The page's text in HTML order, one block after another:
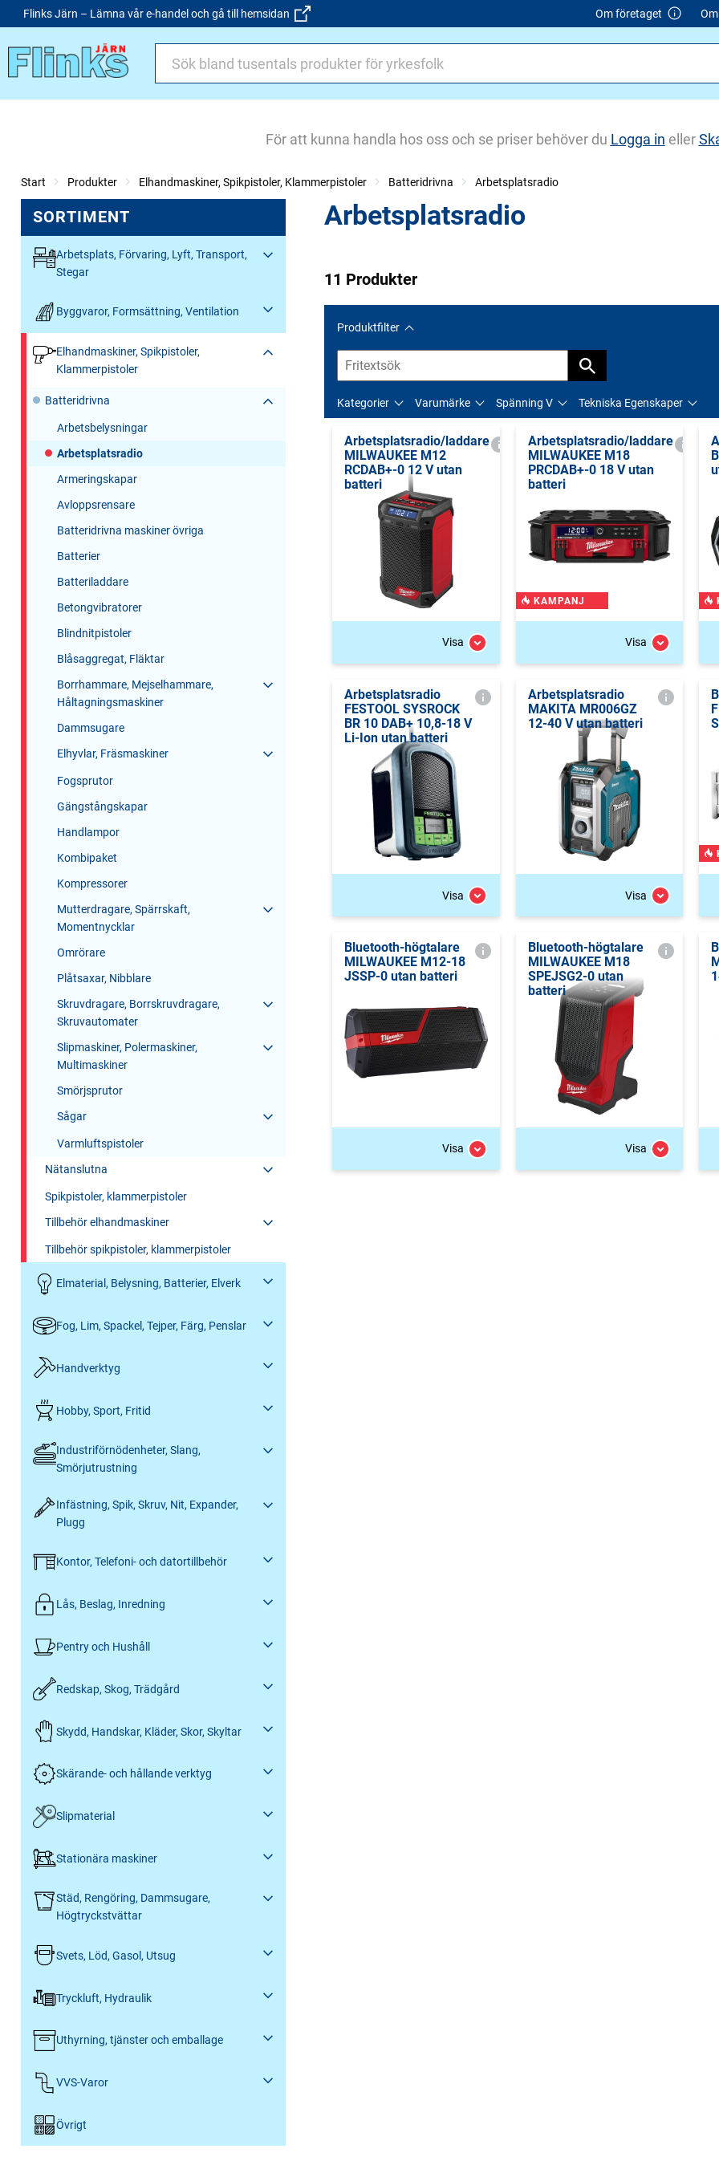
Flinks Järn – Lämna vår e-handel och gå till hemsidan Om företaget
För att kunna handla hos oss och se priser behöver du Logga in eller
Start Produkter Elhandmaskiner, Spikpistoler, Klammerpistoler Batteridrivna Arbetsplatsradio
SORTIMENT
Arbetsplats, Förvaring, Lyft, Transport,
Stegar
Byggvaror, Formsättning, Ventilation
Elhandmaskiner, Spikpistoler,
Klammerpistoler
Batteridrivna
Arbetsbelysningar
Arbetsplatsradio
Armeringskapar
Avloppsrensare
Batteridrivna maskiner övriga
Batterier
Batteriladdare
Betongvibratorer
Blindnitpistoler
Blåsaggregat, Fläktar
Borrhammare, Mejselhammare,
Håltagningsmaskiner
Dammsugare
Elhyvlar, Fräsmaskiner
Fogsprutor
Gängstångskapar
Handlampor
Kombipaket
Kompressorer
Mutterdragare, Spärrskaft,
Momentnycklar
Omrörare
Plåtsaxar, Nibblare
Skruvdragare, Borrskruvdragare,
Skruvautomater
Slipmaskiner, Polermaskiner,
Multimaskiner
Smörjsprutor
Sågar
Varmluftspistoler
Nätanslutna
Spikpistoler, klammerpistoler
Tillbehör elhandmaskiner
Tillbehör spikpistoler, klammerpistoler
Elmaterial, Belysning, Batterier, Elverk
Fog, Lim, Spackel, Tejper, Färg, Penslar
Handverktyg
Hobby, Sport, Fritid
Industriförnödenheter, Slang,
Smörjutrustning
Infästning, Spik, Skruv, Nit, Expander,
Plugg
Kontor, Telefoni- och datortillbehör
Lås, Beslag, Inredning
Pentry och Hushåll
Redskap, Skog, Trädgård
Skydd, Handskar, Kläder, Skor, Skyltar
Skärande- och hållande verktyg
Slipmaterial
Stationära maskiner
Städ, Rengöring, Dammsugare,
Högtryckstvättar
Svets, Löd, Gasol, Utsug
Tryckluft, Hydraulik
Uthyrning, tjänster och emballage
VVS-Varor
Övrigt
Arbetsplatsradio
11 Produkter
Produktfilter
Kategorier Varumärke Spänning V Tekniska Egenskaper
Arbetsplatsradio/laddare
MILWAUKEE M12
RCDAB+-0 12 V utan
batteri
Visa
Arbetsplatsradio/laddare
MILWAUKEE M18
PRCDAB+-0 18 V utan
batteri
KAMPANJ
Visa
Arbetsplatsradio
FESTOOL SYSROCK
BR 10 DAB+ 10,8-18 V
Li-Ion utan batteri
Visa
Arbetsplatsradio
MAKITA MR006GZ
12-40 V utan batteri
Visa
Bluetooth-högtalare
MILWAUKEE M12-18
JSSP-0 utan batteri
Visa
Bluetooth-högtalare
MILWAUKEE M18
SPEJSG2-0 utan
batteri
Visa